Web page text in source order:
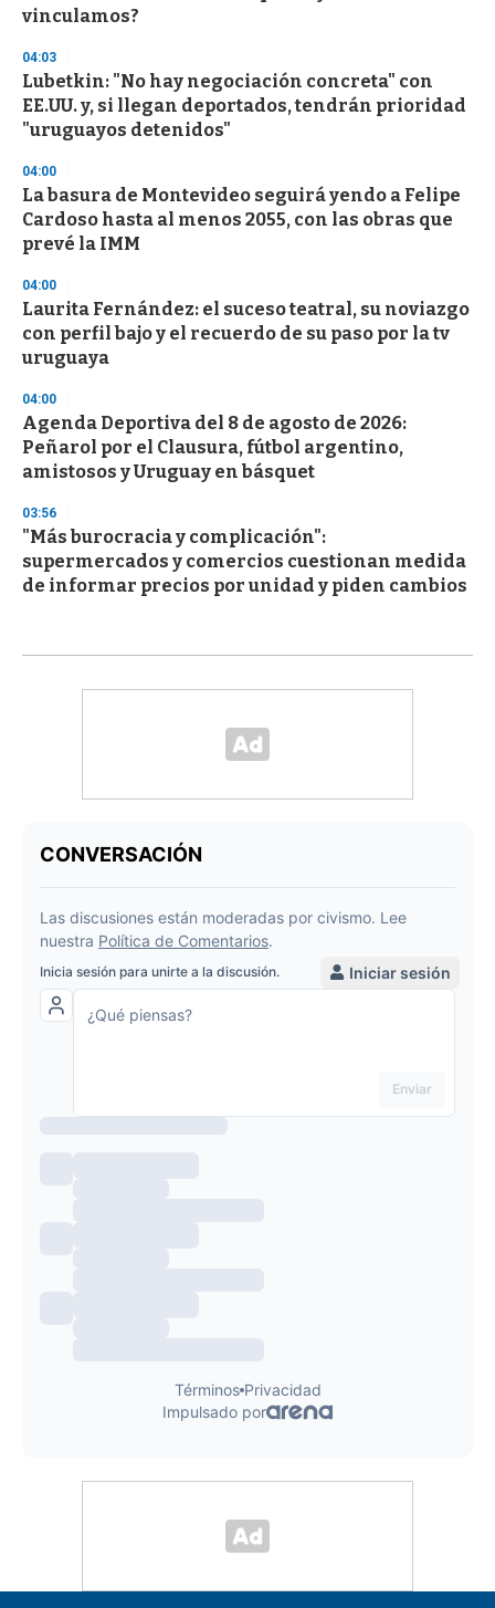
vinculamos?
04:03
Lubetkin: "No hay negociación concreta" con
EE.UU. y, si llegan deportados, tendrán prioridad
"uruguayos detenidos"
04:00
La basura de Montevideo seguirá yendo a Felipe
Cardoso hasta al menos 2055, con las obras que
prevé la IMM
04:00
Laurita Fernández: el suceso teatral, su noviazgo
con perfil bajo y el recuerdo de su paso por la tv
uruguaya
04:00
Agenda Deportiva del 8 de agosto de 2026:
Peñarol por el Clausura, fútbol argentino,
amistosos y Uruguay en básquet
03:56
"Más burocracia y complicación":
supermercados y comercios cuestionan medida
de informar precios por unidad y piden cambios